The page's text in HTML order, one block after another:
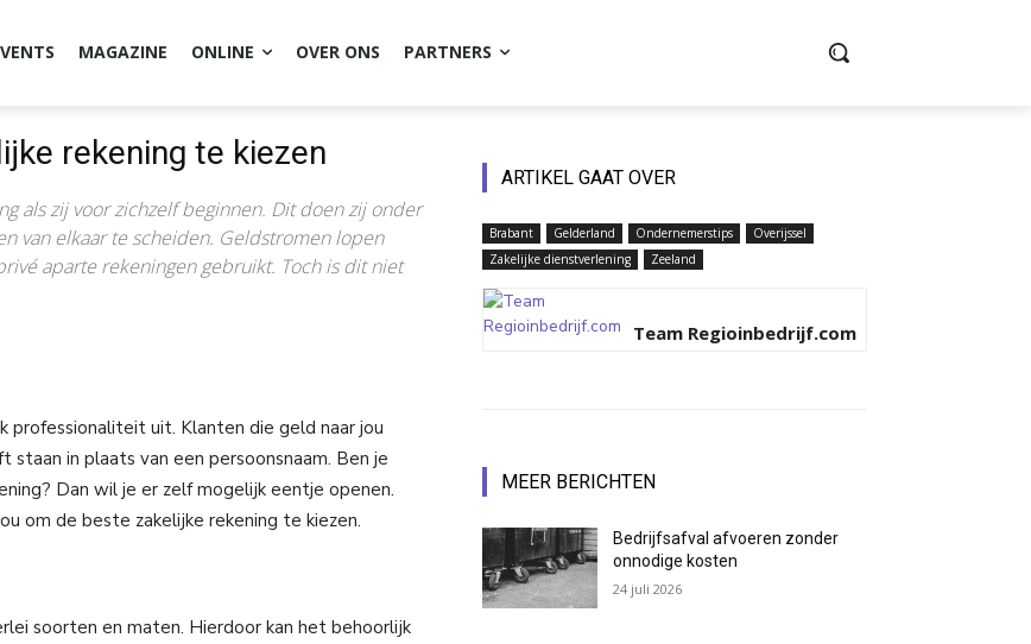
MAGAZINE ONLINE OVER ONS PARTNERS
rekening te kiezen
als zij voor zichzelf beginnen. Dit doen zij onder
van elkaar te scheiden. Geldstromen lopen
aparte rekeningen gebruikt. Toch is dit niet
professionaliteit uit. Klanten die geld naar jou
staan in plaats van een persoonsnaam. Ben je
Dan wil je er zelf mogelijk eentje openen.
om de beste zakelijke rekening te kiezen.
soorten en maten. Hierdoor kan het behoorlijk
ARTIKEL GAAT OVER
Brabant Gelderland Ondernemerstips
Overijssel
Zakelijke dienstverlening
Zeeland
Team Regioinbedrijf.com
MEER BERICHTEN
Bedrijfsafval afvoeren zonder
onnodige kosten
24 juli 2026